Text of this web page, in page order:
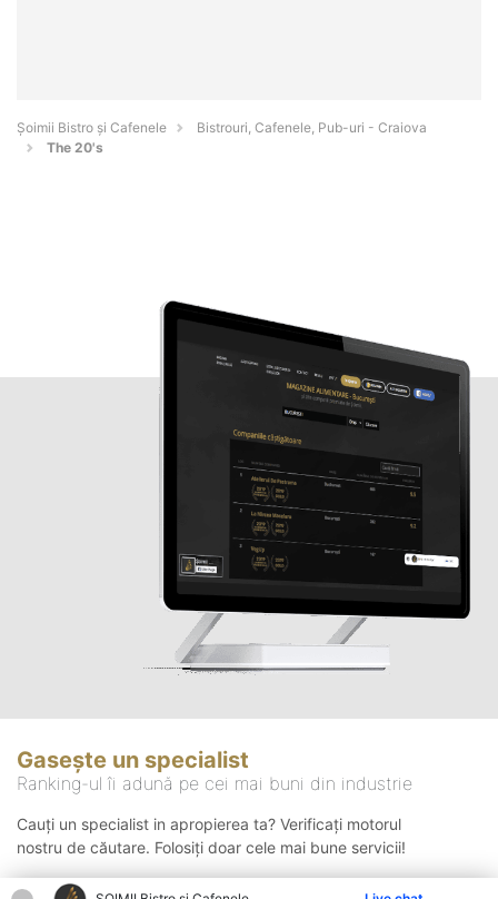
Șoimii Bistro și Cafenele
Bistrouri, Cafenele, Pub-uri - Craiova
The 20's
Gasește un specialist
Ranking-ul îi adună pe cei mai buni din industrie
Cauți un specialist in apropierea ta? Verificați motorul
nostru de căutare. Folosiți doar cele mai bune servicii!